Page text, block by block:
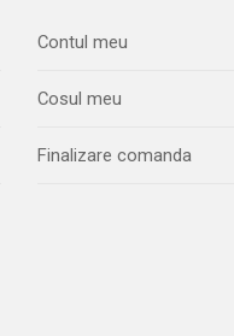
Contul meu
Cosul meu
Finalizare comanda